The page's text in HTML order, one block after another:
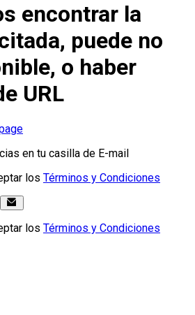
encontrar la
puede no
o haber
URL
en tu casilla de E-mail
los Términos y Condiciones
los Términos y Condiciones